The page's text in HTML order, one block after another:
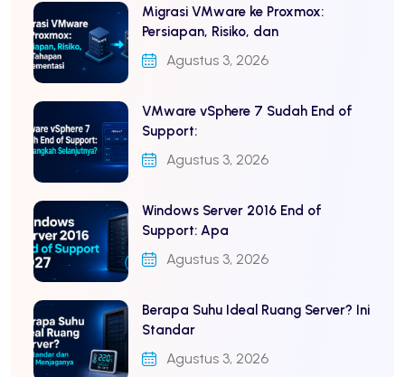
Migrasi VMware ke Proxmox:
Persiapan, Risiko, dan
Agustus 3, 2026
VMware vSphere 7 Sudah End of
Support:
Agustus 3, 2026
Windows Server 2016 End of
Support: Apa
Agustus 3, 2026
Berapa Suhu Ideal Ruang Server? Ini
Standar
Agustus 3, 2026